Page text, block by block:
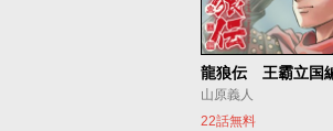
龍狼伝 王霸立国
山原義人
22話無料